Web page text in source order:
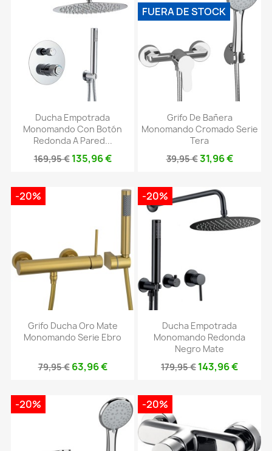
Ducha Empotrada
Monomando Con Botón
Redonda A Pared...
169,95 € 135,96 €
Grifo De Bañera
Monomando Cromado Serie
Tera
39,95 €31,96 €
FUERA DE STOCK
Grifo Ducha Oro Mate
Monomando Serie Ebro
79,95 € 63,96 €
-20%
Ducha Empotrada
Monomando Redonda
Negro Mate
179,95 € 143,96 €
-20%
-20% -20%